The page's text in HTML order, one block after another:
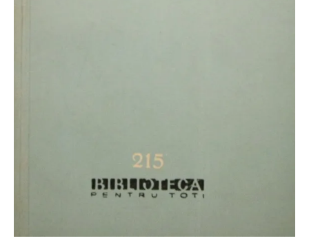
mind games, then this is the